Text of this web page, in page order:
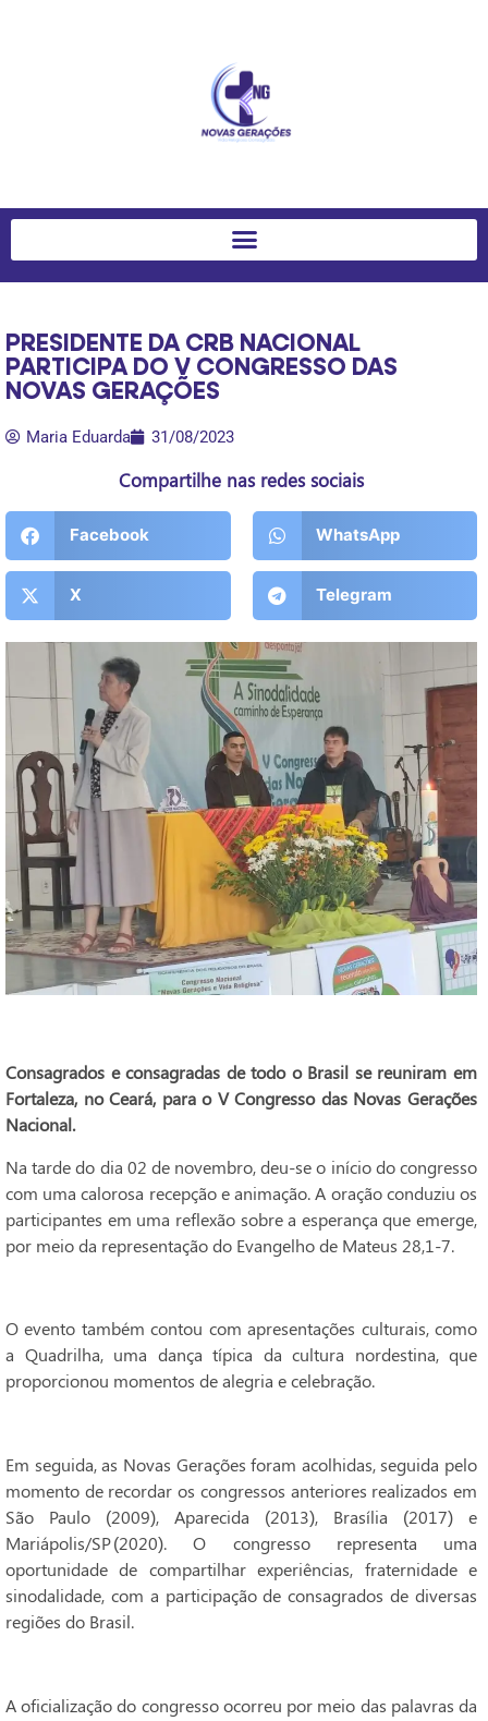
PRESIDENTE DA CRB NACIONAL
PARTICIPA DO V CONGRESSO DAS
NOVAS GERAÇÕES
Maria Eduarda 31/08/2023
Compartilhe nas redes sociais
Facebook WhatsApp
X Telegram
Consagrados e consagradas de todo o Brasil se reuniram em
Fortaleza, no Ceará, para o V Congresso das Novas Gerações
Nacional.
Na tarde do dia 02 de novembro, deu-se o início do congresso
com uma calorosa recepção e animação. A oração conduziu os
participantes em uma reflexão sobre a esperança que emerge,
por meio da representação do Evangelho de Mateus 28,1-7.
O evento também contou com apresentações culturais, como
a Quadrilha, uma dança típica da cultura nordestina, que
proporcionou momentos de alegria e celebração.
Em seguida, as Novas Gerações foram acolhidas, seguida pelo
momento de recordar os congressos anteriores realizados em
São Paulo (2009), Aparecida (2013), Brasília (2017) e
Mariápolis/SP (2020). O congresso representa uma
oportunidade de compartilhar experiências, fraternidade e
sinodalidade, com a participação de consagrados de diversas
regiões do Brasil.
A oficialização do congresso ocorreu por meio das palavras da